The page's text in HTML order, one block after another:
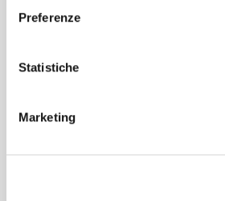
Preferenze
Statistiche
Marketing
Etichetta: